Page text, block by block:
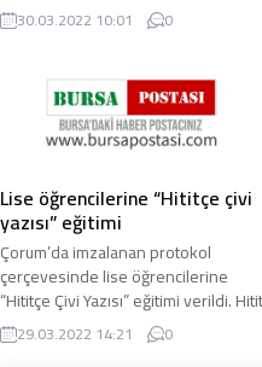
müjdecisi’ olarak bilinen leylekler,
Kargı ...
30.03.2022 10:01 0
Lise öğrencilerine “Hititçe çivi
yazısı” eğitimi
Çorum’da imzalanan protokol
çerçevesinde lise öğrencilerine
“Hititçe Çivi Yazısı” eğitimi verildi. Hitit
Üniversitesi ile Çorum Atatürk
Anadolu ...
29.03.2022 14:21 0